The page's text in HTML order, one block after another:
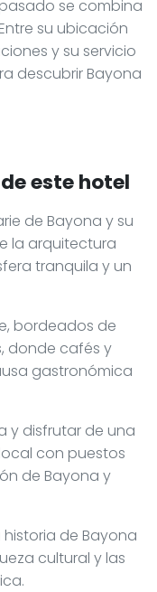
se combina
su ubicación
y su servicio
descubrir Bayona
este hotel
de Bayona y su
la arquitectura
tranquila y un
bordeados de
donde cafés y
gastronómica
y disfrutar de una
con puestos
de Bayona y
historia de Bayona
cultural y las